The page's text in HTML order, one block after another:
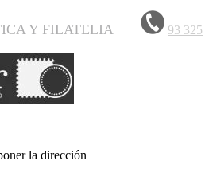
Y FILATELIA
93 325
la dirección